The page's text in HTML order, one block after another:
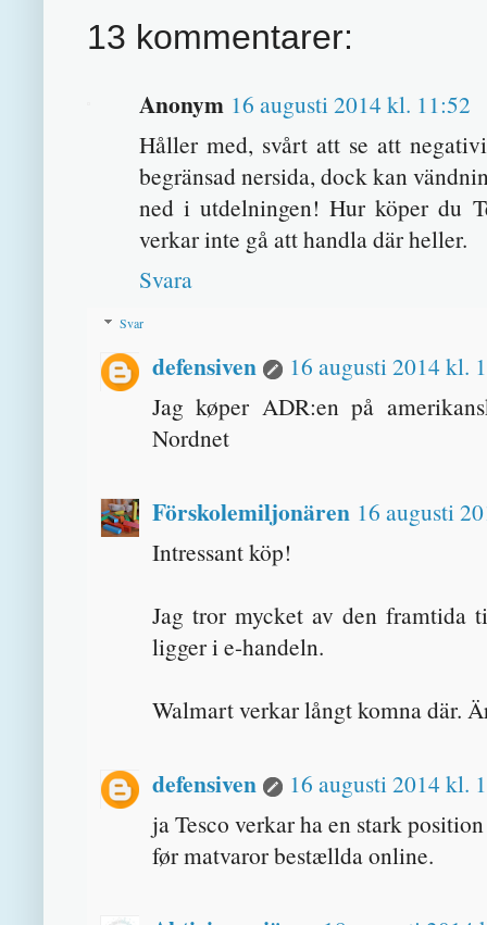
13 kommentarer:
Anonym 16 augusti 2014 kl. 11:52
Håller med, svårt att se att
begränsad nersida, dock kan
ned i utdelningen! Hur köper du
verkar inte gå att handla där heller.
Svara
Svar
defensiven
16 augusti 2014 kl.
Jag køper ADR:en på
Nordnet
Förskolemiljonären 16 augusti
Intressant köp!
Jag tror mycket av den framtida
ligger i e-handeln.
Walmart verkar långt komna där.
defensiven
16 augusti 2014 kl.
ja Tesco verkar ha en stark
før matvaror bestællda online.